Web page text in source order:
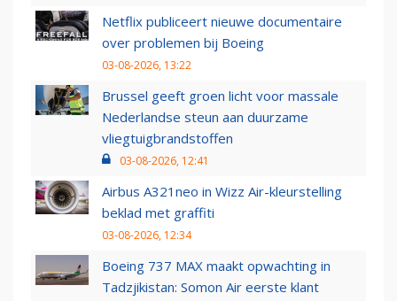
Netflix publiceert nieuwe documentaire
over problemen bij Boeing
03-08-2026, 13:22
Brussel geeft groen licht voor massale
Nederlandse steun aan duurzame
vliegtuigbrandstoffen
03-08-2026, 12:41
Airbus A321neo in Wizz Air-kleurstelling
beklad met graffiti
03-08-2026, 12:34
Boeing 737 MAX maakt opwachting in
Tadzjikistan: Somon Air eerste klant